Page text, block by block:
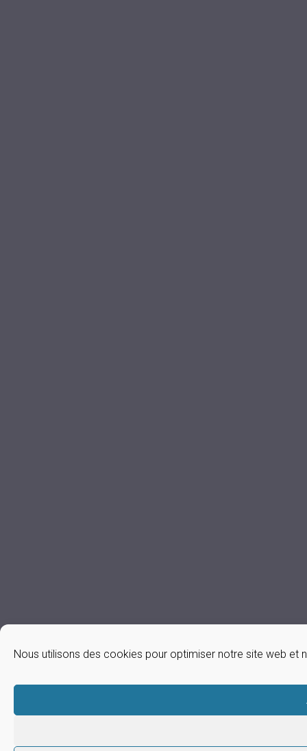
Nous utilisons des cookies pour optimiser notre site web et